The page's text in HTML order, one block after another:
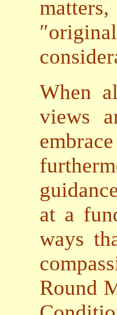
When
views
at a
ways
Round